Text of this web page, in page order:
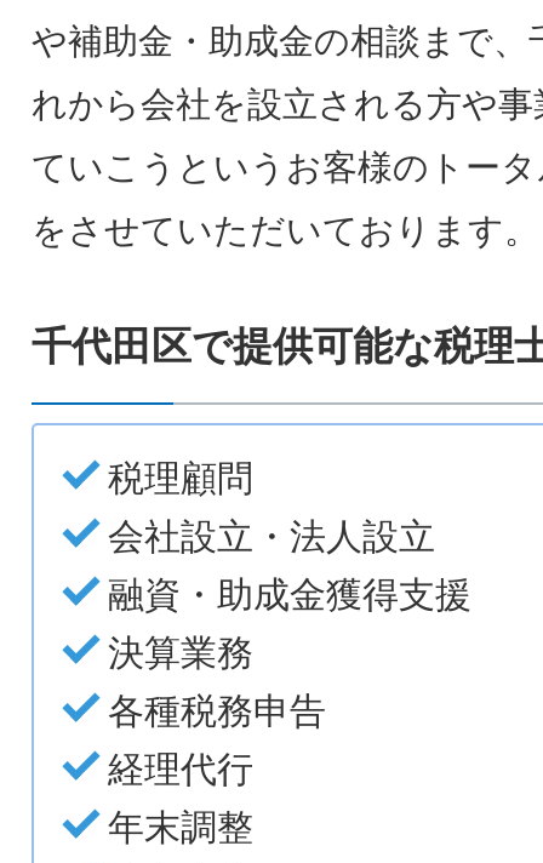
や補助金・助成金の相談まで、
れから会社を設立される方や
ていこうというお客様のトー
をさせていただいております。
千代田区で提供可能な税理
税理顧問
会社設立・法人設立
融資・助成金獲得支援
決算業務
各種税務申告
経理代行
年末調整